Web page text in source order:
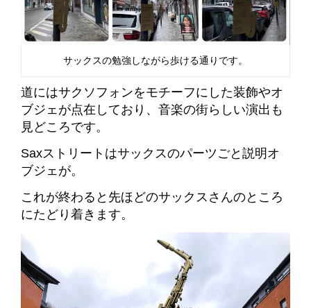
サックスの勉強しながら歩ける通りです。
道にはサクソフォンをモチーフにした装飾やオ
ブジェが点在しており、音楽の街らしい演出も
見どころです。
Saxストリートはサックスのパーツごと説明オ
ブジェが。
これが終わると先ほどのサックスさんのところ
にたどり着きます。